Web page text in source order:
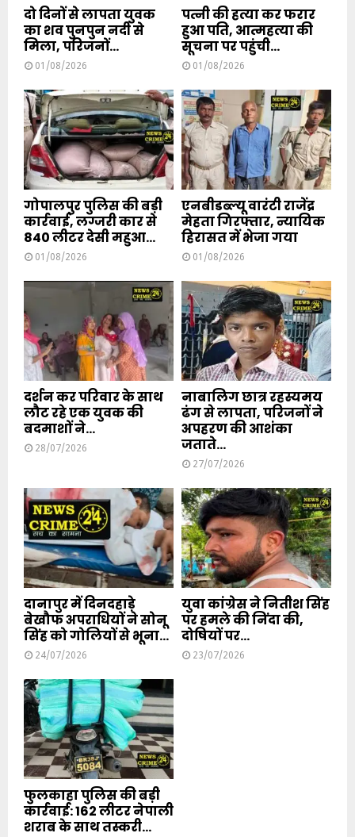
दो दिनों से लापता युवक
का शव पुनपुन नदी से
मिला, परिजनों...
01/08/2026
पत्नी की हत्या कर फरार
हुआ पति, आत्महत्या की
सूचना पर पहुंची...
01/08/2026
गोपालपुर पुलिस की बड़ी
कार्रवाई, लग्जरी कार से
840 लीटर देसी महुआ...
01/08/2026
एनबीडब्ल्यू वारंटी राजेंद्र
मेहता गिरफ्तार, न्यायिक
हिरासत में भेजा गया
01/08/2026
दर्शन कर परिवार के साथ
लौट रहे एक युवक की
बदमाशों ने...
28/07/2026
नाबालिग छात्र रहस्यमय
ढंग से लापता, परिजनों ने
अपहरण की आशंका
जताते...
27/07/2026
दानापुर में दिनदहाड़े
बेखौफ अपराधियों ने सोनू
सिंह को गोलियों से भूना...
24/07/2026
युवा कांग्रेस ने नितीश सिंह
पर हमले की निंदा की,
दोषियों पर...
23/07/2026
फुलकाहा पुलिस की बड़ी
कार्रवाई: 162 लीटर नेपाली
शराब के साथ तस्करी...